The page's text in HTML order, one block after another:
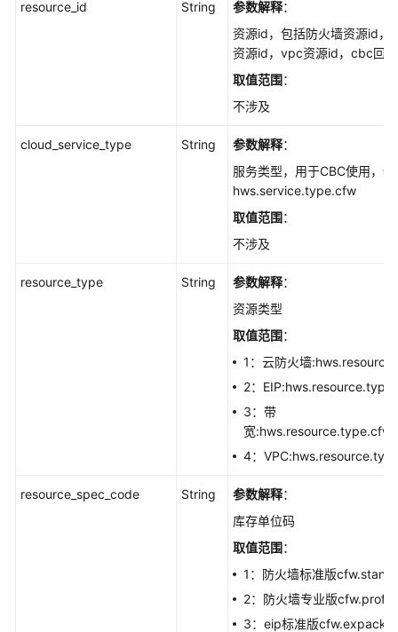
resource_id String 参数解释：
资源id，包括防火墙资源id，
资源id，vpc资源id，cbc回
取值范围：
不涉及
cloud_service_type String 参数解释：
服务类型，用于CBC使用，
hws.service.type.cfw
取值范围：
不涉及
resource_type String 参数解释：
资源类型
取值范围：
1：云防火墙
2：
3：带
宽
4：
resource_spec_code String 参数解释：
库存单位码
取值范围：
1：防火墙标准版
2：防火墙专业版
3：eip标准版